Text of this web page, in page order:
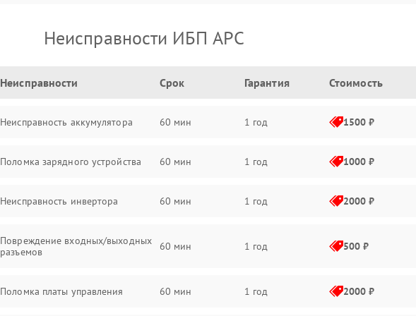
Неисправности ИБП APC
Неисправности Срок Гарантия Стоимость
Неисправность аккумулятора 60 мин 1 год 1500 ₽
Поломка зарядного устройства 60 мин 1 год 1000 ₽
Неисправность инвертора 60 мин 1 год 2000 ₽
Повреждение входных/выходных
разъемов
60 мин 1 год 500 ₽
Поломка платы управления 60 мин 1 год 2000 ₽